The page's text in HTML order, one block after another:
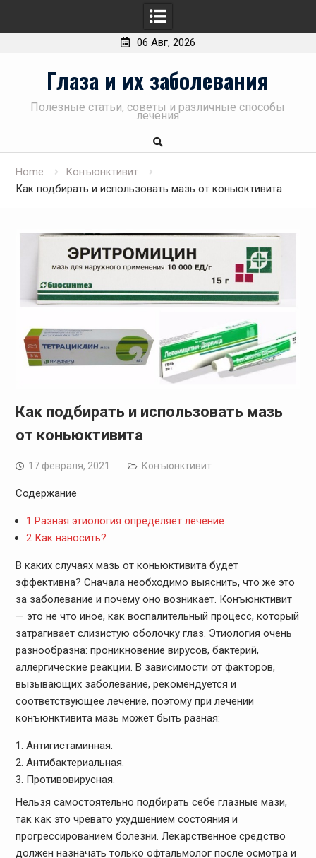
06 Авг, 2026
Глаза и их заболевания
Полезные статьи, советы и различные способы
лечения
Home
Конъюнктивит
Как подбирать и использовать мазь от коньюктивита
Как подбирать и использовать мазь
от коньюктивита
17 февраля, 2021 Конъюнктивит
Содержание
1 Разная этиология определяет лечение
2Как наносить?
В каких случаях мазь от коньюктивита будет
эффективна? Сначала необходимо выяснить, что же это
за заболевание и почему оно возникает. Конъюнктивит
— это не что иное, как воспалительный процесс, который
затрагивает слизистую оболочку глаз. Этиология очень
разнообразна: проникновение вирусов, бактерий,
аллергические реакции. В зависимости от факторов,
вызывающих заболевание, рекомендуется и
соответствующее лечение, поэтому при лечении
конъюнктивита мазь может быть разная:
Антигистаминная.
Антибактериальная.
Противовирусная.
Нельзя самостоятельно подбирать себе глазные мази,
так как это чревато ухудшением состояния и
прогрессированием болезни. Лекарственное средство
должен назначать только офтальмолог после осмотра и